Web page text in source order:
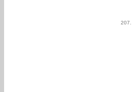
207.